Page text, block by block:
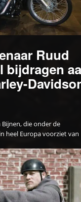
Ruud
bijdragen
die onder de
heel Europa voorziet van